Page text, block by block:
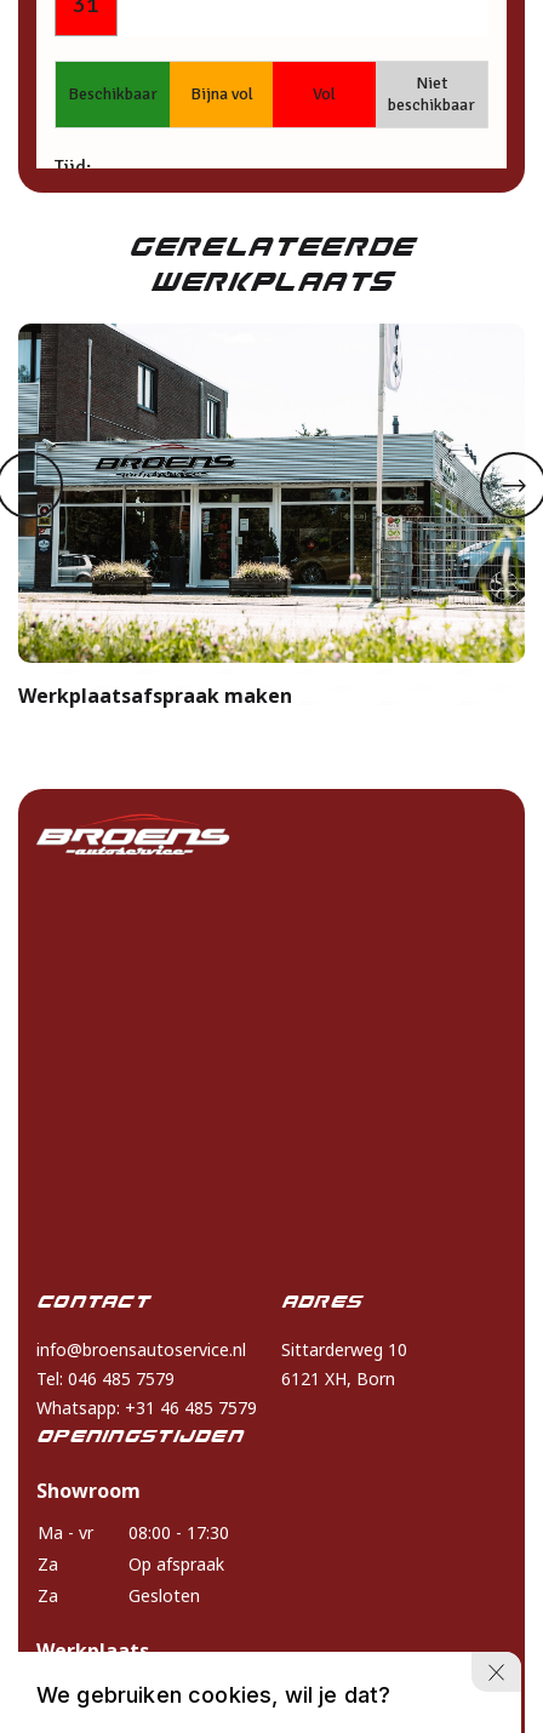
Gerelateerde
Werkplaats
Werkplaatsafspraak maken
Contact
info@broensautoservice.nl
Tel: 046 485 7579
Whatsapp: +31 46 485 7579
Adres
Sittarderweg 10
6121 XH, Born
Openingstijden
Showroom
Ma - vr
08:00 - 17:30
Za
Op afspraak
Za
Gesloten
Werkplaats
Ma - vr
08:15 - 17:00
We gebruiken cookies, wil je dat?